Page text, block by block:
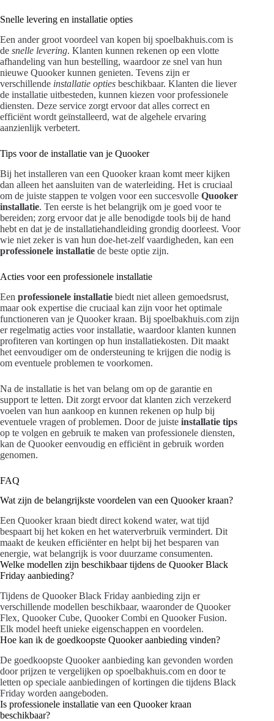
Snelle levering en installatie opties
Een ander groot voordeel van kopen bij spoelbakhuis.com is
de snelle levering. Klanten kunnen rekenen op een vlotte
afhandeling van hun bestelling, waardoor ze snel van hun
nieuwe Quooker kunnen genieten. Tevens zijn er
verschillende installatie opties beschikbaar. Klanten die liever
de installatie uitbesteden, kunnen kiezen voor professionele
diensten. Deze service zorgt ervoor dat alles correct en
efficiënt wordt geïnstalleerd, wat de algehele ervaring
aanzienlijk verbetert.
Tips voor de installatie van je Quooker
Bij het installeren van een Quooker kraan komt meer kijken
dan alleen het aansluiten van de waterleiding. Het is cruciaal
om de juiste stappen te volgen voor een succesvolle Quooker
installatie. Ten eerste is het belangrijk om je goed voor te
bereiden; zorg ervoor dat je alle benodigde tools bij de hand
hebt en dat je de installatiehandleiding grondig doorleest. Voor
wie niet zeker is van hun doe-het-zelf vaardigheden, kan een
professionele installatie de beste optie zijn.
Acties voor een professionele installatie
Een professionele installatie biedt niet alleen gemoedsrust,
maar ook expertise die cruciaal kan zijn voor het optimale
functioneren van je Quooker kraan. Bij spoelbakhuis.com zijn
er regelmatig acties voor installatie, waardoor klanten kunnen
profiteren van kortingen op hun installatiekosten. Dit maakt
het eenvoudiger om de ondersteuning te krijgen die nodig is
om eventuele problemen te voorkomen.
Na de installatie is het van belang om op de garantie en
support te letten. Dit zorgt ervoor dat klanten zich verzekerd
voelen van hun aankoop en kunnen rekenen op hulp bij
eventuele vragen of problemen. Door de juiste installatie tips
op te volgen en gebruik te maken van professionele diensten,
kan de Quooker eenvoudig en efficiënt in gebruik worden
genomen.
FAQ
Wat zijn de belangrijkste voordelen van een Quooker kraan?
Een Quooker kraan biedt direct kokend water, wat tijd
bespaart bij het koken en het waterverbruik vermindert. Dit
maakt de keuken efficiënter en helpt bij het besparen van
energie, wat belangrijk is voor duurzame consumenten.
Welke modellen zijn beschikbaar tijdens de Quooker Black
Friday aanbieding?
Tijdens de Quooker Black Friday aanbieding zijn er
verschillende modellen beschikbaar, waaronder de Quooker
Flex, Quooker Cube, Quooker Combi en Quooker Fusion.
Elk model heeft unieke eigenschappen en voordelen.
Hoe kan ik de goedkoopste Quooker aanbieding vinden?
De goedkoopste Quooker aanbieding kan gevonden worden
door prijzen te vergelijken op spoelbakhuis.com en door te
letten op speciale aanbiedingen of kortingen die tijdens Black
Friday worden aangeboden.
Is professionele installatie van een Quooker kraan
beschikbaar?